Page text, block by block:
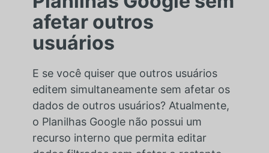
afetar outros
usuários
E se você quiser que outros usuários
editem simultaneamente sem afetar os
dados de outros usuários? Atualmente,
o Planilhas Google não possui um
recurso interno que permita editar